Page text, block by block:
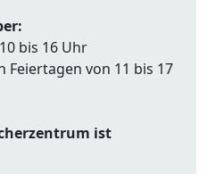
bis 16 Uhr
Feiertagen von 11 bis 17
ist